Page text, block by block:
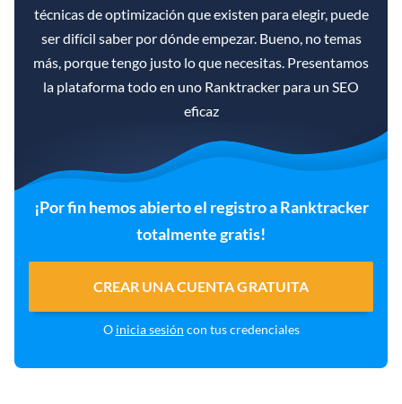
técnicas de optimización que existen para elegir, puede
ser difícil saber por dónde empezar. Bueno, no temas
más, porque tengo justo lo que necesitas. Presentamos
la plataforma todo en uno Ranktracker para un SEO
eficaz
¡Por fin hemos abierto el registro a Ranktracker
totalmente gratis!
CREAR UNA CUENTA GRATUITA
O inicia sesión con tus credenciales